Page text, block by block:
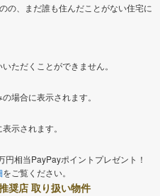
の、まだ誰も住んだことがない住宅に
ただくことができません。
場合に表示されます。
示されます。
円相当PayPayポイントプレゼント！
をご覧ください。
奨店 取り扱い物件